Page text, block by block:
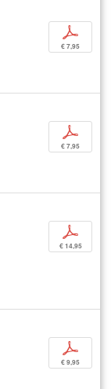
p
€ 7,95
p
€ 7,95
p
€ 14,95
p
€ 9,95